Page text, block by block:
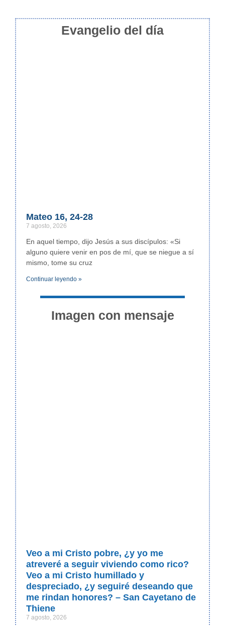
Evangelio del día
Mateo 16, 24-28
7 agosto, 2026
En aquel tiempo, dijo Jesús a sus discípulos: «Si
alguno quiere venir en pos de mí, que se niegue a sí
mismo, tome su cruz
Continuar leyendo »
Imagen con mensaje
Veo a mi Cristo pobre, ¿y yo me
atreveré a seguir viviendo como rico?
Veo a mi Cristo humillado y
despreciado, ¿y seguiré deseando que
me rindan honores? – San Cayetano de
Thiene
7 agosto, 2026